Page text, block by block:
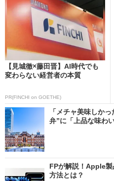
【見城徹×藤田晋】AI時代でも
変わらない経営者の本質
PR(FINCHI on GOETHE)
「メチャ美味しか
弁”に「上品な味わ
FPが解説！Apple
方法とは？